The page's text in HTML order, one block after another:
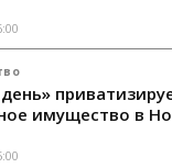
имущество в